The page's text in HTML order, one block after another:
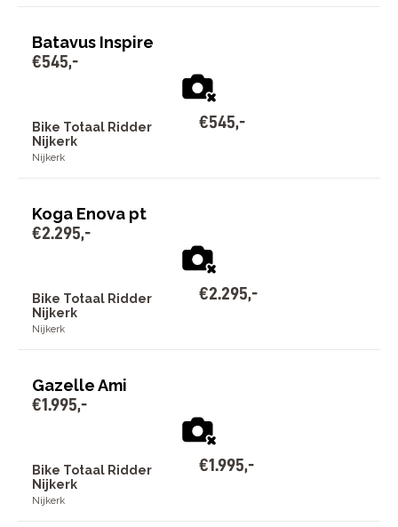
Batavus Inspire
€545,-
Bike Totaal Ridder
Nijkerk
Nijkerk
€545,-
Koga Enova pt
€2.295,-
Bike Totaal Ridder
Nijkerk
Nijkerk
€2.295,-
Gazelle Ami
€1 .995,-
Bike Totaal Ridder
Nijkerk
Nijkerk
€1 .995,-